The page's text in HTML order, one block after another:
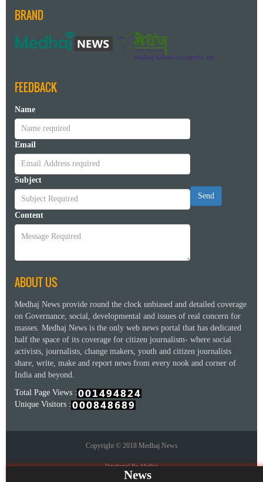
BRAND
FEEDBACK
Name
Email
Subject
Content
Send
ABOUT US
Medhaj News provide round the clock unbiased and detailed coverage
on Governance, social, developmental and issues of real concern for
masses. Medhaj News is the only web news portal that has dedicated
half the space of its coverage for citizen journalism- where social
activists, journalists, change makers, youth and citizen journalists
share, write, make and report news from every nook and corner of
India and beyond.
Total Page Views :
Unique Visitors :
Copyright © 2018 Medhaj News
Developed By Medhaj
News